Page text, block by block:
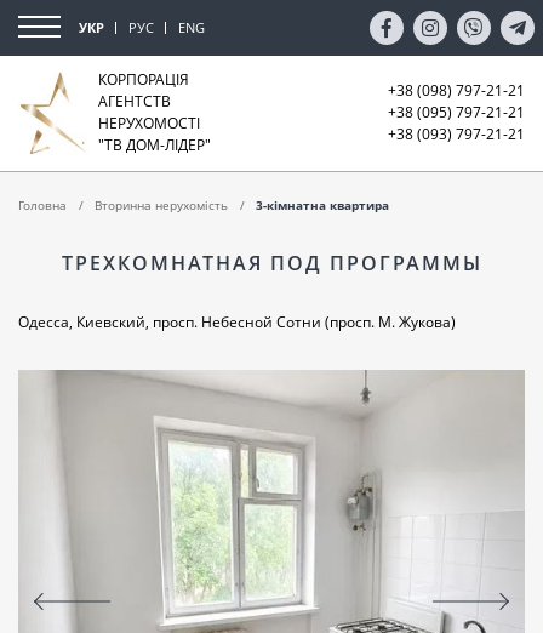
УКР РУС ENG
КОРПОРАЦІЯ
АГЕНТСТВ
НЕРУХОМОСТІ
"ТВ ДОМ-ЛІДЕР"
+38 (098) 797-21-21
+38 (095) 797-21-21
+38 (093) 797-21-21
Головна Вторинна нерухомість 3-кімнатна квартира
ТРЕХКОМНАТНАЯ ПОД ПРОГРАММЫ
Одесса, Киевский, просп. Небесной Сотни (просп. М. Жукова)